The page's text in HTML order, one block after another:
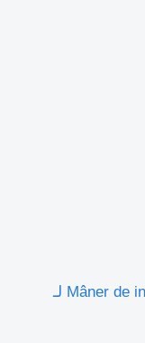
مقبض الباب Mâner de intrare în cabină față stânga لـ